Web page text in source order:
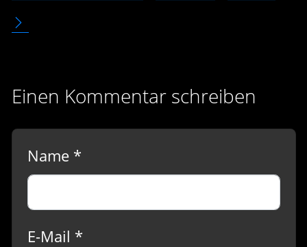
Einen Kommentar schreiben
Name *
E-Mail *